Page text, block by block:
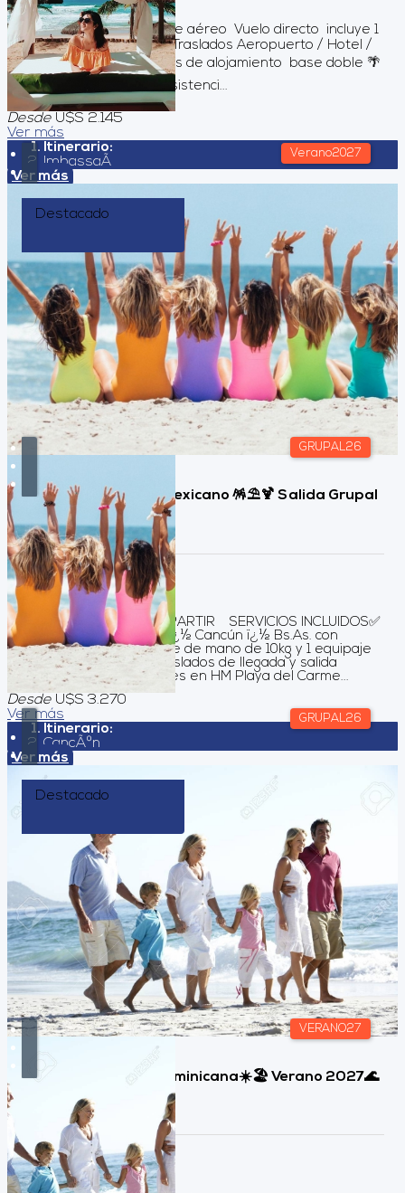
Verano2027
8Días7Noches
Servicios incluidos Pasaje aéreo Vuelo directo incluye 1
equipaje en bodega.🧳 Traslados Aeropuerto / Hotel /
Aeropuerto ✈️ 07 noches de alojamiento base doble 🌴
☀️🏖️ 🌊 All Inclusive 5* Asistenci...
Desde U$S 2.145
Ver más
Itinerario:
ImbassaÃ­
Ver más
Destacado
GRUPAL26
GRUPAL26
Postales del Caribe Mexicano 🪅⛱️🍹 Salida Grupal
🎊
Duración:
10 Días 9Noches
OPCION DOBLE A COMPARTIR SERVICIOS INCLUIDOS✅
Pasajes aéreos Bs.As. ï¿½ Cancún ï¿½ Bs.As. con
Avianca. Incluye equipaje de mano de 10kg y 1 equipaje
en bodega de 23 kg Traslados de llegada y salida
Alojamiento por 4 noches en HM Playa del Carme...
Desde U$S 3.270
Ver más
Itinerario:
CancÃºn
Ver más
Destacado
VERANO27
Puerto Plata, Rep. Dominicana☀️🏖️ Verano 2027🌊
Duración:
10Días9Noches